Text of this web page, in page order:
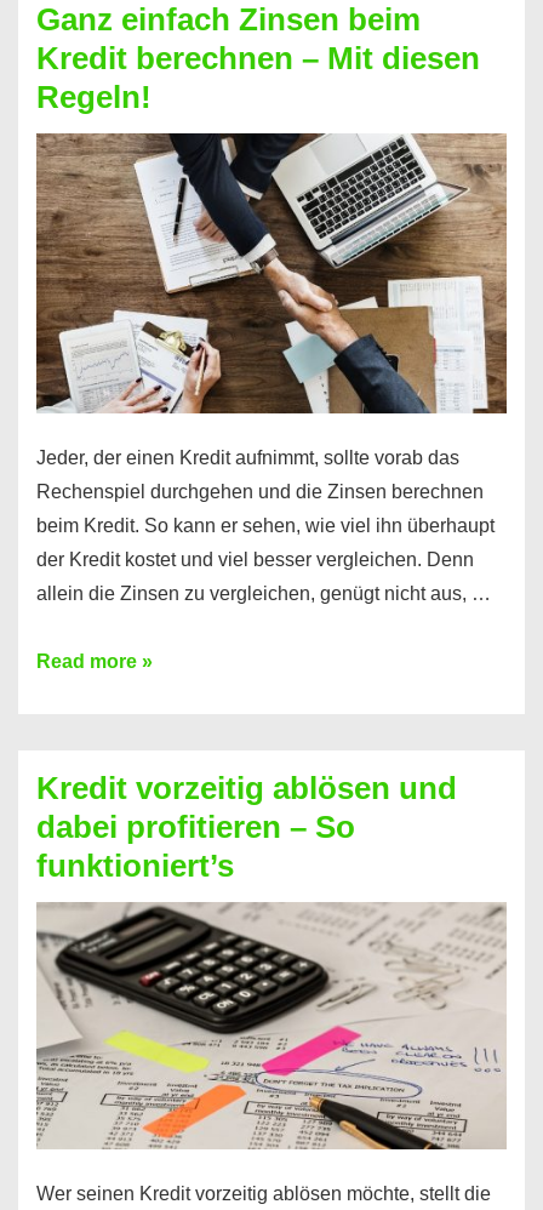
bekommen?
So
ist
es
möglich!
Ganz einfach Zinsen beim
Kredit berechnen – Mit diesen
Regeln!
Jeder, der einen Kredit aufnimmt, sollte vorab das
Rechenspiel durchgehen und die Zinsen berechnen
beim Kredit. So kann er sehen, wie viel ihn überhaupt
der Kredit kostet und viel besser vergleichen. Denn
allein die Zinsen zu vergleichen, genügt nicht aus, …
Ganz
Kredit
berechnen
–
Mit
diesen
Regeln!
Read more »
Kredit vorzeitig ablösen und
dabei profitieren – So
funktioniert’s
Wer seinen Kredit vorzeitig ablösen möchte, stellt die